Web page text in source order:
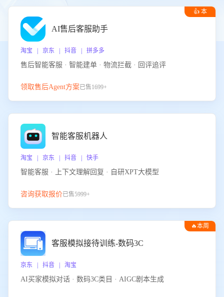
👍 本
AI售后客服助手
淘宝 | 京东 | 抖音 | 拼多多
售后智能客服 · 智能建单 · 物流拦截 · 回评追评
领取售后Agent方案已售1699+
智能客服机器人
淘宝 | 京东 | 抖音 | 快手
智能客服 · 上下文理解回复 · 自研XPT大模型
咨询获取报价已售5999+
🔥本周
客服模拟接待训练-数码3C
京东 | 抖音 | 淘宝
AI买家模拟对话 · 数码3C类目 · AIGC剧本生成